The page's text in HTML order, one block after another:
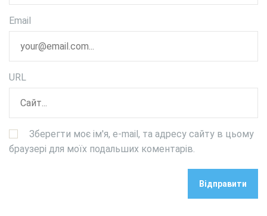
Email
URL
Зберегти моє ім'я, e-mail, та адресу сайту в цьому
браузері для моїх подальших коментарів.